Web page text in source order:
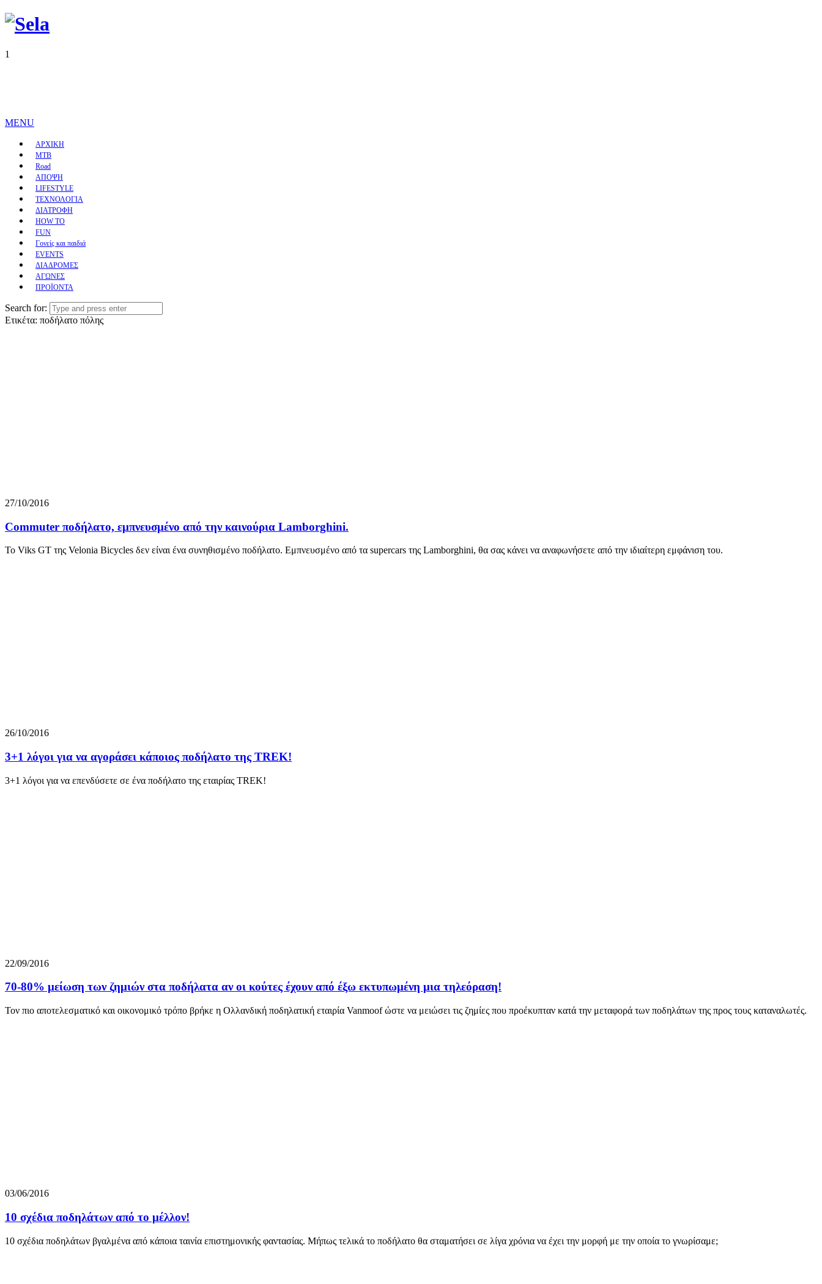
1
MENU
ΑΡΧΙΚΗ
MTB
Road
ΑΠΟΨΗ
LIFESTYLE
ΤΕΧΝΟΛΟΓΙΑ
ΔΙΑΤΡΟΦΗ
HOW TO
FUN
Γονείς και παιδιά
EVENTS
ΔΙΑΔΡΟΜΕΣ
ΑΓΩΝΕΣ
ΠΡΟΪΟΝΤΑ
Search for:
Ετικέτα: ποδήλατο πόλης
27/10/2016
Commuter ποδήλατο, εμπνευσμένο από την καινούρια Lamborghini.
Το Viks GT της Velonia Bicycles δεν είναι ένα συνηθισμένο ποδήλατο. Εμπνευσμένο από τα supercars της Lamborghini, θα σας κάνει να αναφωνήσετε από την ιδιαίτερη εμφάνιση του.
26/10/2016
3+1 λόγοι για να αγοράσει κάποιος ποδήλατο της TREK!
3+1 λόγοι για να επενδύσετε σε ένα ποδήλατο της εταιρίας TREK!
22/09/2016
70-80% μείωση των ζημιών στα ποδήλατα αν οι κούτες έχουν από έξω εκτυπωμένη μια τηλεόραση!
Τον πιο αποτελεσματικό και οικονομικό τρόπο βρήκε η Ολλανδική ποδηλατική εταιρία Vanmoof ώστε να μειώσει τις ζημίες που προέκυπταν κατά την μεταφορά των ποδηλάτων της προς τους καταναλωτές.
03/06/2016
10 σχέδια ποδηλάτων από το μέλλον!
10 σχέδια ποδηλάτων βγαλμένα από κάποια ταινία επιστημονικής φαντασίας. Μήπως τελικά το ποδήλατο θα σταματήσει σε λίγα χρόνια να έχει την μορφή με την οποία το γνωρίσαμε;